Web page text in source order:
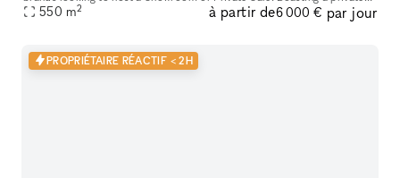
entrance that creates a well-lit ambiance. With a trendy m
550 m2 à partir de6 000 € par jour
PROPRIÉTAIRE RÉACTIF < 2H